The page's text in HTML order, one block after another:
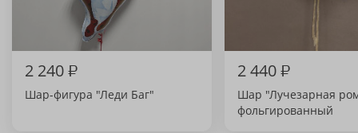
2 240₽
Шар-фигура "Леди Баг"
2 440₽
Шар "Лучезарная
фольгированный